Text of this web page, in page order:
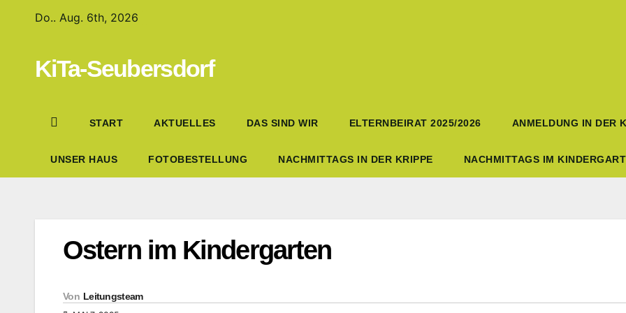
Do.. Aug. 6th, 2026
KiTa-Seubersdorf
START AKTUELLES DAS SIND WIR ELTERNBEIRAT 2025/2026 ANMELDUNG IN DER
UNSER HAUS FOTOBESTELLUNG NACHMITTAGS IN DER KRIPPE NACHMITTAGS IM
Ostern im Kindergarten
Von Leitungsteam